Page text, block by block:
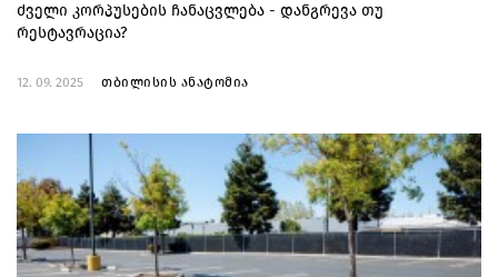
ძველი კორპუსების ჩანაცვლება - დანგრევა თუ
რესტავრაცია?
12. 09. 2025 თბილისის ანატომია